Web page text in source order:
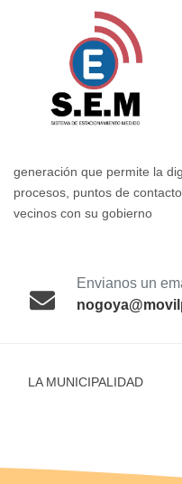
generación que permite la
procesos, puntos de
vecinos con su gobierno
Envianos un
LA MUNICIPALIDAD